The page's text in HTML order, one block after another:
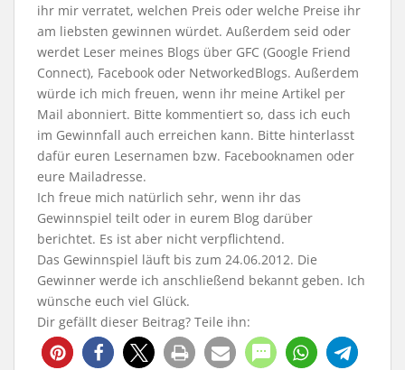
ihr mir verratet, welchen Preis oder welche Preise ihr
am liebsten gewinnen würdet. Außerdem seid oder
werdet Leser meines Blogs über GFC (Google Friend
Connect), Facebook oder NetworkedBlogs. Außerdem
würde ich mich freuen, wenn ihr meine Artikel per
Mail abonniert. Bitte kommentiert so, dass ich euch
im Gewinnfall auch erreichen kann. Bitte hinterlasst
dafür euren Lesernamen bzw. Facebooknamen oder
eure Mailadresse.
Ich freue mich natürlich sehr, wenn ihr das
Gewinnspiel teilt oder in eurem Blog darüber
berichtet. Es ist aber nicht verpflichtend.
Das Gewinnspiel läuft bis zum 24.06.2012. Die
Gewinner werde ich anschließend bekannt geben. Ich
wünsche euch viel Glück.
Dir gefällt dieser Beitrag? Teile ihn: